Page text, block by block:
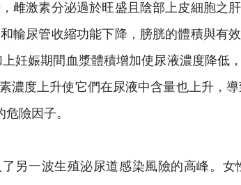
雌激素分泌過於旺盛且陰部上皮細胞之
輸尿管收縮功能下降，膀胱的體積與有
妊娠期間血漿體積增加使尿液濃度降低
濃度上升使它們在尿液中含量也上升，
險因子。
另一波生殖泌尿道感染風險的高峰。